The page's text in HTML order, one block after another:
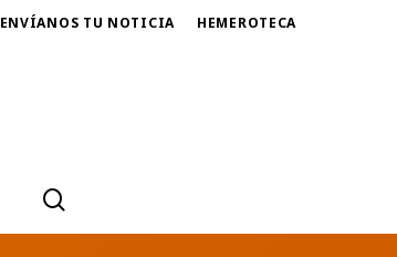
ENVÍANOS TU NOTICIA HEMEROTECA